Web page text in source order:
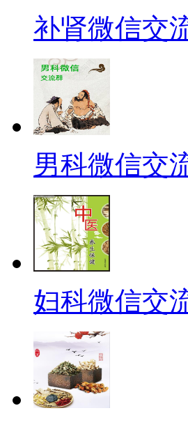
补肾微信交
男科微信交
妇科微信交